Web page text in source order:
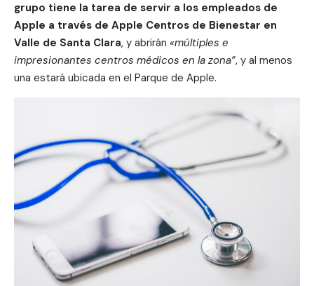
grupo tiene la tarea de servir a los empleados de
Apple a través de Apple Centros de Bienestar en
Valle de Santa Clara, y abrirán «múltiples e
impresionantes centros médicos en la zona”, y al menos
una estará ubicada en el Parque de Apple.